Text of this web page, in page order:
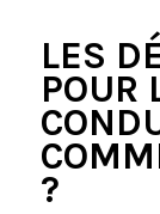
LES
POUR
?